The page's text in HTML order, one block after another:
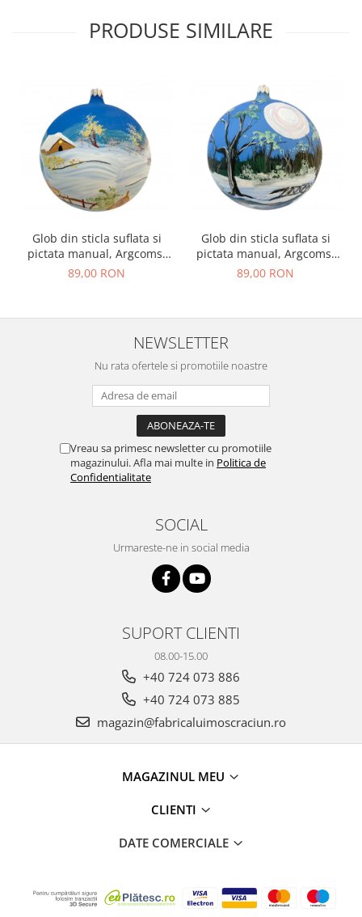
PRODUSE SIMILARE
Glob din sticla suflata si
pictata manual, Argcoms,
Fabrica lui Mos Craciun,
Sferic
89,00 RON
Glob din sticla suflata si
pictata manual, Argcoms,
Fabrica lui Mos Craciun,
120 mm, Sferic
89,00 RON
NEWSLETTER
Nu rata ofertele si promotiile noastre
Vreau sa primesc newsletter cu promotiile
magazinului. Afla mai multe in Politica de
Confidentialitate
SOCIAL
Urmareste-ne in social media
SUPORT CLIENTI
08.00-15.00
+40 724 073 886
+40 724 073 885
magazin@fabricaluimoscraciun.ro
MAGAZINUL MEU
CLIENTI
DATE COMERCIALE